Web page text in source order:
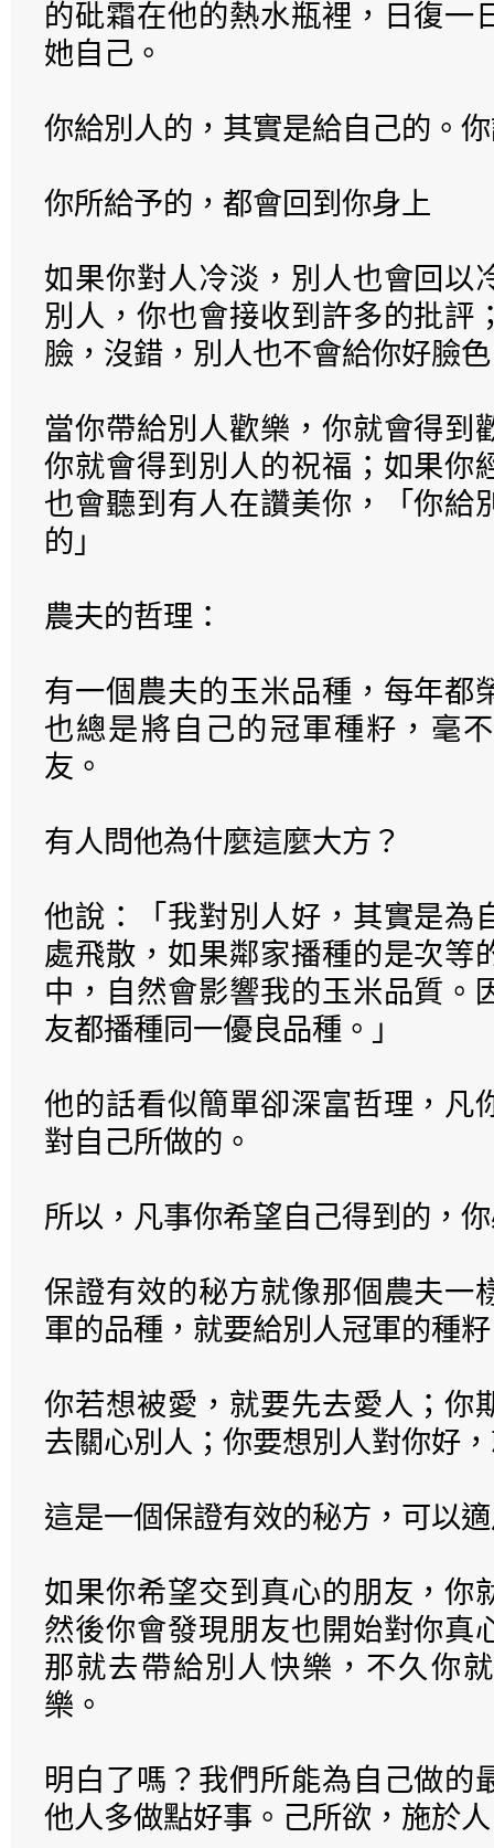
的砒霜在他的熱水瓶裡，日復一
她自己。
你給別人的，其實是給自己的。
你所給予的，都會回到你身上
如果你對人冷淡，別人也會回以
別人，你也會接收到許多的批評
臉，沒錯，別人也不會給你好臉
當你帶給別人歡樂，你就會得到
你就會得到別人的祝福；如果你
也會聽到有人在讚美你，「你給
的」
農夫的哲理：
有一個農夫的玉米品種，每年都
也總是將自己的冠軍種籽，毫
友。
有人問他為什麼這麼大方？
他說：「我對別人好，其實是為
處飛散，如果鄰家播種的是次等
中，自然會影響我的玉米品質。
友都播種同一優良品種。」
他的話看似簡單卻深富哲理，凡
對自己所做的。
所以，凡事你希望自己得到的，
保證有效的秘方就像那個農夫一
軍的品種，就要給別人冠軍的種
你若想被愛，就要先去愛人；你
去關心別人；你要想別人對你好
這是一個保證有效的秘方，可以
如果你希望交到真心的朋友，你
然後你會發現朋友也開始對你真
那就去帶給別人快樂，不久你
樂。
明白了嗎？我們所能為自己做的
他人多做點好事。己所欲，施於